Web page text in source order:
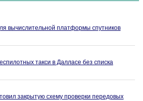
вычислительной платформы спутников
такси в Далласе без списка
закрытую схему проверки передовых